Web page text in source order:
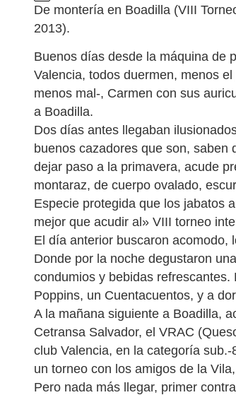
De montería en Boadilla (VIII
2013).
Buenos días desde la máquina de
Valencia, todos duermen, menos
menos mal-, Carmen con sus
a Boadilla.
Dos días antes llegaban
buenos cazadores que son, saben
dejar paso a la primavera, acude
montaraz, de cuerpo ovalado,
Especie protegida que los jabatos
mejor que acudir al» VIII torneo
El día anterior buscaron acomodo,
Donde por la noche degustaron
condumios y bebidas
Poppins, un Cuentacuentos, y a
A la mañana siguiente a Boadilla,
Cetransa Salvador, el VRAC
club Valencia, en la categoría
un torneo con los amigos de la
Pero nada más llegar, primer